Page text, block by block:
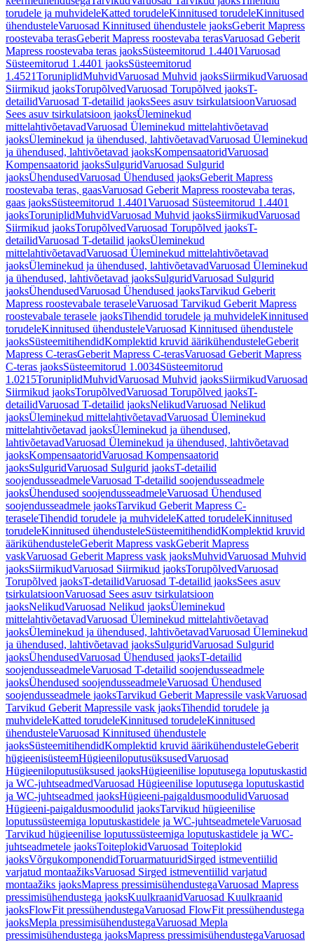
torudele ja muhvideleKatted torudeleKinnitused torudeleKinnitused
ühendusteleVaruosad Kinnitused ühendustele jaoksGeberit Mapress
roostevaba terasGeberit Mapress roostevaba terasVaruosad Geberit
Mapress roostevaba teras jaoksSüsteemitorud 1.4401Varuosad
Süsteemitorud 1.4401 jaoksSüsteemitorud
1.4521ToruniplidMuhvidVaruosad Muhvid jaoksSiirmikudVaruosad
Siirmikud jaoksTorupõlvedVaruosad Torupõlved jaoksT-
detailidVaruosad T-detailid jaoksSees asuv tsirkulatsioonVaruosad
Sees asuv tsirkulatsioon jaoksÜleminekud
mittelahtivõetavadVaruosad Üleminekud mittelahtivõetavad
jaoksÜleminekud ja ühendused, lahtivõetavadVaruosad Üleminekud
ja ühendused, lahtivõetavad jaoksKompensaatoridVaruosad
Kompensaatorid jaoksSulguridVaruosad Sulgurid
jaoksÜhendusedVaruosad Ühendused jaoksGeberit Mapress
roostevaba teras, gaasVaruosad Geberit Mapress roostevaba teras,
gaas jaoksSüsteemitorud 1.4401Varuosad Süsteemitorud 1.4401
jaoksToruniplidMuhvidVaruosad Muhvid jaoksSiirmikudVaruosad
Siirmikud jaoksTorupõlvedVaruosad Torupõlved jaoksT-
detailidVaruosad T-detailid jaoksÜleminekud
mittelahtivõetavadVaruosad Üleminekud mittelahtivõetavad
jaoksÜleminekud ja ühendused, lahtivõetavadVaruosad Üleminekud
ja ühendused, lahtivõetavad jaoksSulguridVaruosad Sulgurid
jaoksÜhendusedVaruosad Ühendused jaoksTarvikud Geberit
Mapress roostevabale teraseleVaruosad Tarvikud Geberit Mapress
roostevabale terasele jaoksTihendid torudele ja muhvideleKinnitused
torudeleKinnitused ühendusteleVaruosad Kinnitused ühendustele
jaoksSüsteemitihendidKomplektid kruvid äärikühendusteleGeberit
Mapress C-terasGeberit Mapress C-terasVaruosad Geberit Mapress
C-teras jaoksSüsteemitorud 1.0034Süsteemitorud
1.0215ToruniplidMuhvidVaruosad Muhvid jaoksSiirmikudVaruosad
Siirmikud jaoksTorupõlvedVaruosad Torupõlved jaoksT-
detailidVaruosad T-detailid jaoksNelikudVaruosad Nelikud
jaoksÜleminekud mittelahtivõetavadVaruosad Üleminekud
mittelahtivõetavad jaoksÜleminekud ja ühendused,
lahtivõetavadVaruosad Üleminekud ja ühendused, lahtivõetavad
jaoksKompensaatoridVaruosad Kompensaatorid
jaoksSulguridVaruosad Sulgurid jaoksT-detailid
soojendusseadmeleVaruosad T-detailid soojendusseadmele
jaoksÜhendused soojendusseadmeleVaruosad Ühendused
soojendusseadmele jaoksTarvikud Geberit Mapress C-
teraseleTihendid torudele ja muhvideleKatted torudeleKinnitused
torudeleKinnitused ühendusteleSüsteemitihendidKomplektid kruvid
äärikühendusteleGeberit Mapress vaskGeberit Mapress
vaskVaruosad Geberit Mapress vask jaoksMuhvidVaruosad Muhvid
jaoksSiirmikudVaruosad Siirmikud jaoksTorupõlvedVaruosad
Torupõlved jaoksT-detailidVaruosad T-detailid jaoksSees asuv
tsirkulatsioonVaruosad Sees asuv tsirkulatsioon
jaoksNelikudVaruosad Nelikud jaoksÜleminekud
mittelahtivõetavadVaruosad Üleminekud mittelahtivõetavad
jaoksÜleminekud ja ühendused, lahtivõetavadVaruosad Üleminekud
ja ühendused, lahtivõetavad jaoksSulguridVaruosad Sulgurid
jaoksÜhendusedVaruosad Ühendused jaoksT-detailid
soojendusseadmeleVaruosad T-detailid soojendusseadmele
jaoksÜhendused soojendusseadmeleVaruosad Ühendused
soojendusseadmele jaoksTarvikud Geberit Mapressile vaskVaruosad
Tarvikud Geberit Mapressile vask jaoksTihendid torudele ja
muhvideleKatted torudeleKinnitused torudeleKinnitused
ühendusteleVaruosad Kinnitused ühendustele
jaoksSüsteemitihendidKomplektid kruvid äärikühendusteleGeberit
hügieenisüsteemHügieeniloputusüksusedVaruosad
Hügieeniloputusüksused jaoksHügieenilise loputusega loputuskastid
ja WC-juhtseadmedVaruosad Hügieenilise loputusega loputuskastid
ja WC-juhtseadmed jaoksHügieeni-paigaldusmoodulidVaruosad
Hügieeni-paigaldusmoodulid jaoksTarvikud hügieenilise
loputussüsteemiga loputuskastidele ja WC-juhtseadmeteleVaruosad
Tarvikud hügieenilise loputussüsteemiga loputuskastidele ja WC-
juhtseadmetele jaoksToiteplokidVaruosad Toiteplokid
jaoksVõrgukomponendidToruarmatuuridSirged istmeventiilid
varjatud montaažiksVaruosad Sirged istmeventiilid varjatud
montaažiks jaoksMapress pressimisühendustegaVaruosad Mapress
pressimisühendustega jaoksKuulkraanidVaruosad Kuulkraanid
jaoksFlowFit pressühendustegaVaruosad FlowFit pressühendustega
jaoksMepla pressimisühendustegaVaruosad Mepla
pressimisühendustega jaoksMapress pressimisühendustegaVaruosad